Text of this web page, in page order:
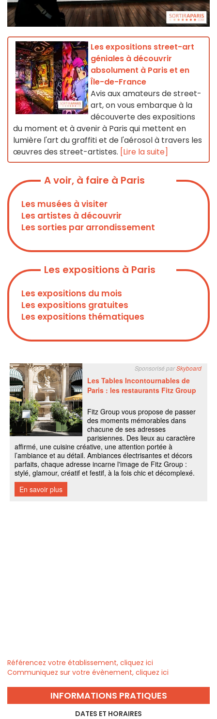
Les expositions street-art
géniales à découvrir
absolument à Paris et en
Île-de-France
Avis aux amateurs de street-
art, on vous embarque à la
découverte des expositions
du moment et à avenir à Paris qui mettent en
lumière l'art du graffiti et de l'aérosol à travers les
œuvres des street-artistes. [Lire la suite]
A voir, à faire à Paris
Les musées à visiter
Les artistes à découvrir
Les sorties par arrondissement
Les expositions à Paris
Les expositions du mois
Les expositions gratuites
Les expositions thématiques
Référencez votre établissement, cliquez ici
Communiquez sur votre évènement, cliquez ici
INFORMATIONS PRATIQUES
DATES ET HORAIRES